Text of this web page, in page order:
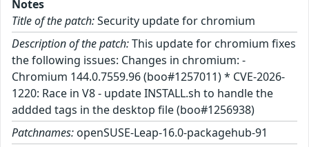
Notes
Title of the patch:Security update for chromium
Description of the patch:This update for chromium fixes
the following issues: Changes in chromium: -
Chromium 144.0.7559.96 (boo#1257011) * CVE-2026-
1220: Race in V8 - update INSTALL.sh to handle the
addded tags in the desktop file (boo#1256938)
Patchnames: openSUSE-Leap-16.0-packagehub-91